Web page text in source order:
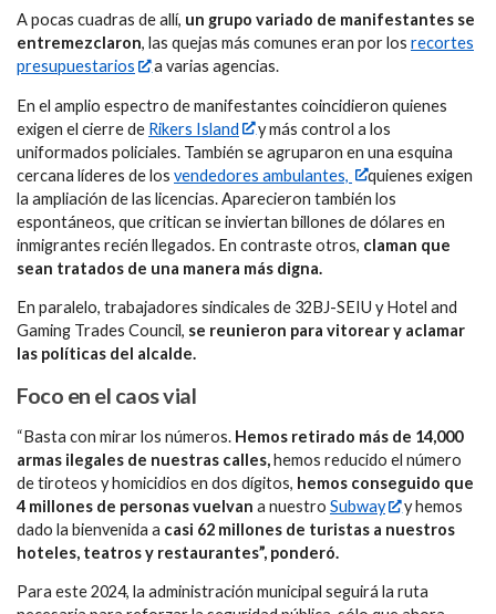
A pocas cuadras de allí, un grupo variado de manifestantes se
entremezclaron, las quejas más comunes eran por los recortes
presupuestarios
a varias agencias.
En el amplio espectro de manifestantes coincidieron quienes
exigen el cierre de Rikers Island
y más control a los
uniformados policiales. También se agruparon en una esquina
cercana líderes de los vendedores ambulantes,
quienes exigen
la ampliación de las licencias. Aparecieron también los
espontáneos, que critican se inviertan billones de dólares en
inmigrantes recién llegados. En contraste otros, claman que
sean tratados de una manera más digna.
En paralelo, trabajadores sindicales de 32BJ-SEIU y Hotel and
Gaming Trades Council, se reunieron para vitorear y aclamar
las políticas del alcalde.
Foco en el caos vial
“Basta con mirar los números. Hemos retirado más de 14,000
armas ilegales de nuestras calles,hemos reducido el número
de tiroteos y homicidios en dos dígitos, hemos conseguido que
4 millones de personas vuelvan a nuestro Subway
y hemos
dado la bienvenida a casi 62 millones de turistas a nuestros
hoteles, teatros y restaurantes”, ponderó.
Para este 2024, la administración municipal seguirá la ruta